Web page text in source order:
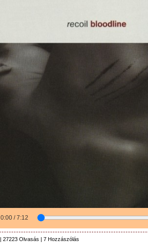
0:00 / 7:12
| 27223 Olvasás | 7 Hozzászólás